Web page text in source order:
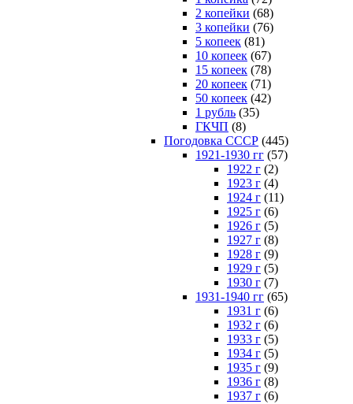
2 копейки (68)
3 копейки (76)
5 копеек (81)
10 копеек (67)
15 копеек (78)
20 копеек (71)
50 копеек (42)
1 рубль (35)
ГКЧП (8)
Погодовка СССР (445)
1921-1930 гг (57)
1922 г (2)
1923 г (4)
1924 г (11)
1925 г (6)
1926 г (5)
1927 г (8)
1928 г (9)
1929 г (5)
1930 г (7)
1931-1940 гг (65)
1931 г (6)
1932 г (6)
1933 г (5)
1934 г (5)
1935 г (9)
1936 г (8)
1937 г (6)